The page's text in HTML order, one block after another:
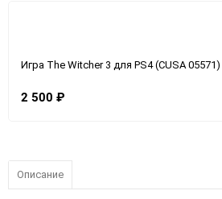
Игра The Witcher 3 для PS4 (CUSA
2 500 ₽
Описание